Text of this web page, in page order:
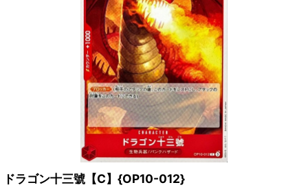
ドラゴン十三號【C】{OP10-012}